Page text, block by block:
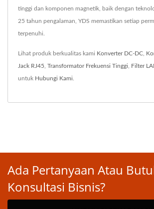
tinggi dan komponen magnetik, baik dengan
25 tahun pengalaman, YDS memastikan setiap
terpenuhi.
Lihat produk berkualitas kami Konverter DC-DC
Jack RJ45 Transformator Frekuensi Tinggi Filter
untuk Hubungi Kami
Ada Pertanyaan Atau
Konsultasi Bisnis?